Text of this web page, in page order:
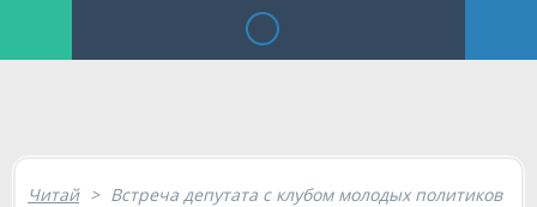
Читай > Встреча депутата с клубом молодых политиков